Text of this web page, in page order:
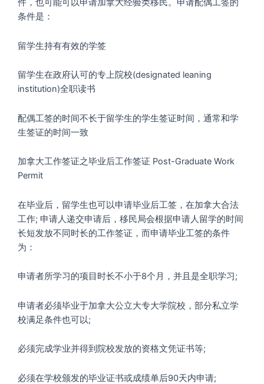
件，也可能可以申请加拿大经验类移民。申请配偶工签的
条件是：
留学生持有有效的学签
留学生在政府认可的专上院校(designated leaning
institution)全职读书
配偶工签的时间不长于留学生的学生签证时间，通常和学
生签证的时间一致
加拿大工作签证之毕业后工作签证 Post-Graduate Work
Permit
在毕业后，留学生也可以申请毕业后工签，在加拿大合法
工作; 申请人递交申请后，移民局会根据申请人留学的时间
长短发放不同时长的工作签证，而申请毕业工签的条件
为：
申请者所学习的项目时长不小于8个月，并且是全职学习;
申请者必须毕业于加拿大公立大专大学院校，部分私立学
校满足条件也可以;
必须完成学业并得到院校发放的资格文凭证书等;
必须在学校颁发的毕业证书或成绩单后90天内申请;